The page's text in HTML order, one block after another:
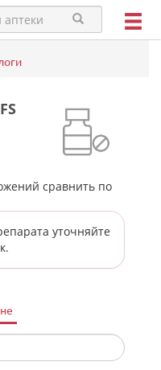
сравнить по
уточняйте